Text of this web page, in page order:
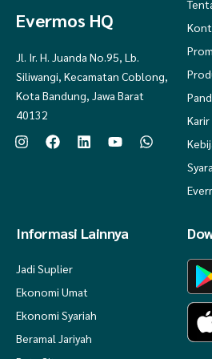
Evermos HQ
Jl. Ir. H. Juanda No.95, Lb.
Siliwangi, Kecamatan Coblong,
Kota Bandung, Jawa Barat
40132
Karir
Informasi Lainnya
Jadi Suplier
Ekonomi Umat
Ekonomi Syariah
Beramal Jariyah